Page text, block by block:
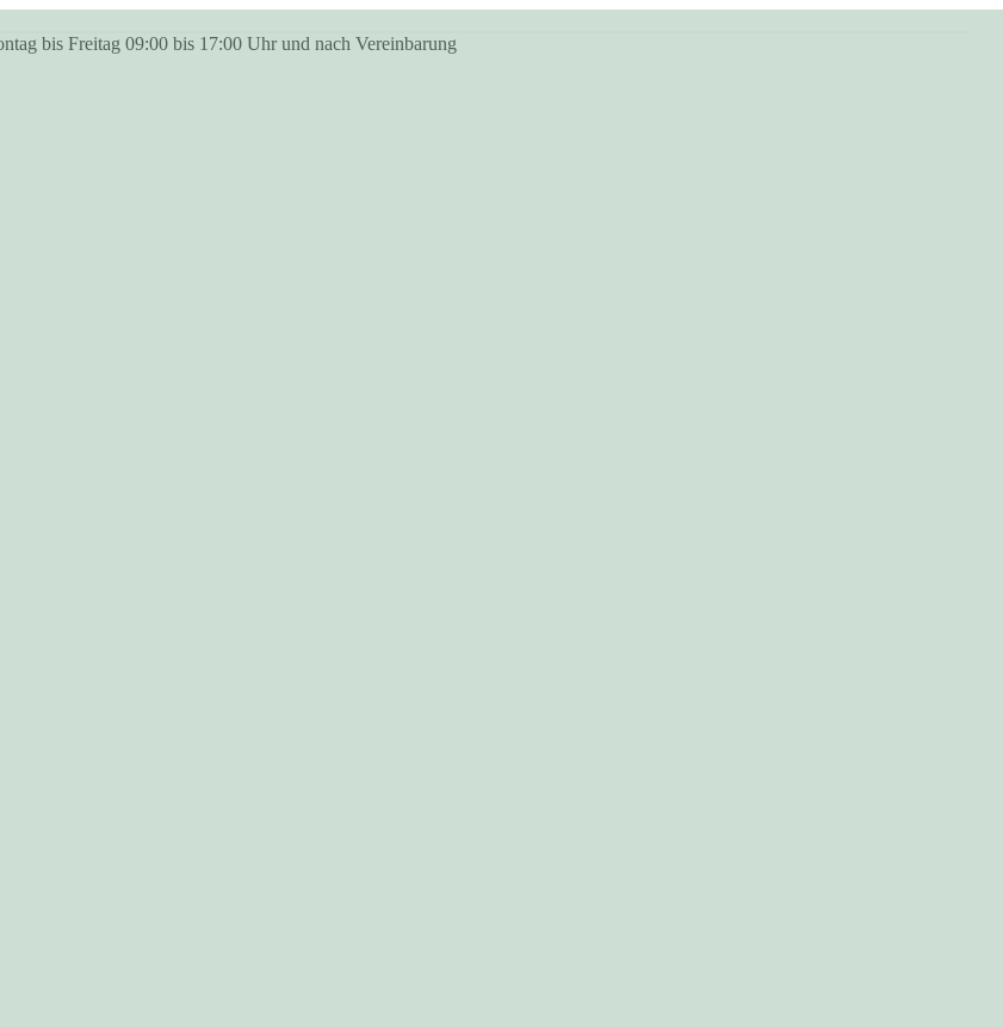
bis Freitag 09:00 bis 17:00 Uhr und nach Vereinbarung